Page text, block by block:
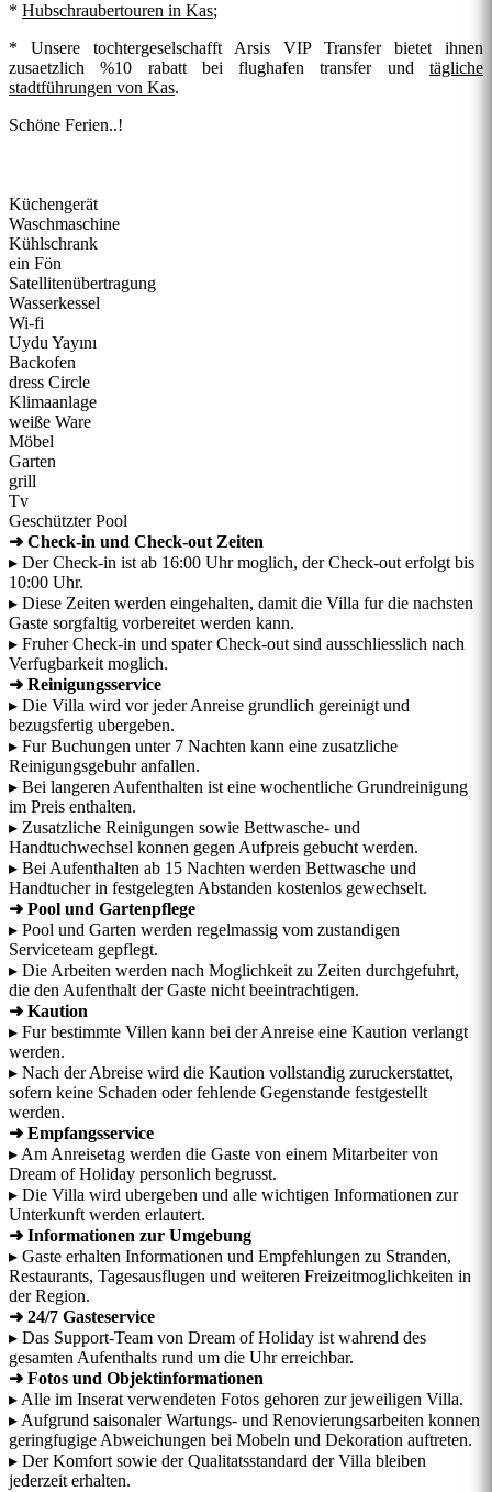
* Hubschraubertouren in Kas;
* Unsere tochtergeselschafft Arsis VIP Transfer bietet ihnen
zusaetzlich %10 rabatt beiflughafen transferundtägliche
stadtführungen von Kas.
Schöne Ferien..!
Küchengerät
Waschmaschine
Kühlschrank
ein Fön
Satellitenübertragung
Wasserkessel
Wi-fi
Uydu Yayını
Backofen
dress Circle
Klimaanlage
weiße Ware
Möbel
Garten
grill
Tv
Geschützter Pool
➜ Check-in und Check-out Zeiten
▸ Der Check-in ist ab 16:00 Uhr moglich, der Check-out erfolgt bis
10:00 Uhr.
▸ Diese Zeiten werden eingehalten, damit die Villa fur die nachsten
Gaste sorgfaltig vorbereitet werden kann.
▸ Fruher Check-in und spater Check-out sind ausschliesslich nach
Verfugbarkeit moglich.
➜ Reinigungsservice
▸ Die Villa wird vor jeder Anreise grundlich gereinigt und
bezugsfertig ubergeben.
▸ Fur Buchungen unter 7 Nachten kann eine zusatzliche
Reinigungsgebuhr anfallen.
▸ Bei langeren Aufenthalten ist eine wochentliche Grundreinigung
im Preis enthalten.
▸ Zusatzliche Reinigungen sowie Bettwasche- und
Handtuchwechsel konnen gegen Aufpreis gebucht werden.
▸ Bei Aufenthalten ab 15 Nachten werden Bettwasche und
Handtucher in festgelegten Abstanden kostenlos gewechselt.
➜ Pool und Gartenpflege
▸ Pool und Garten werden regelmassig vom zustandigen
Serviceteam gepflegt.
▸ Die Arbeiten werden nach Moglichkeit zu Zeiten durchgefuhrt,
die den Aufenthalt der Gaste nicht beeintrachtigen.
➜ Kaution
▸ Fur bestimmte Villen kann bei der Anreise eine Kaution verlangt
werden.
▸ Nach der Abreise wird die Kaution vollstandig zuruckerstattet,
sofern keine Schaden oder fehlende Gegenstande festgestellt
werden.
➜ Empfangsservice
▸ Am Anreisetag werden die Gaste von einem Mitarbeiter von
Dream of Holiday personlich begrusst.
▸ Die Villa wird ubergeben und alle wichtigen Informationen zur
Unterkunft werden erlautert.
➜ Informationen zur Umgebung
▸ Gaste erhalten Informationen und Empfehlungen zu Stranden,
Restaurants, Tagesausflugen und weiteren Freizeitmoglichkeiten in
der Region.
➜ 24/7 Gasteservice
▸ Das Support-Team von Dream of Holiday ist wahrend des
gesamten Aufenthalts rund um die Uhr erreichbar.
➜ Fotos und Objektinformationen
▸ Alle im Inserat verwendeten Fotos gehoren zur jeweiligen Villa.
▸ Aufgrund saisonaler Wartungs- und Renovierungsarbeiten konnen
geringfugige Abweichungen bei Mobeln und Dekoration auftreten.
▸ Der Komfort sowie der Qualitatsstandard der Villa bleiben
jederzeit erhalten.